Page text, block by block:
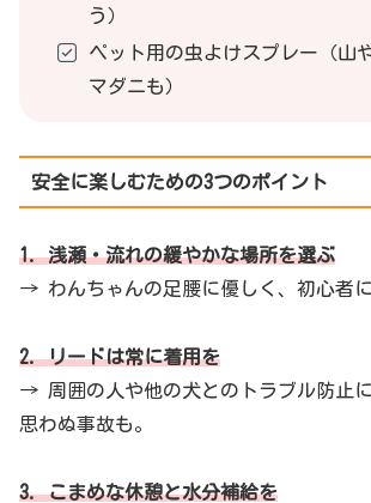
う）
ペット用の虫よけスプレー（山
マダニも）
安全に楽しむための3つのポイント
1. 浅瀬・流れの緩やかな場所を選ぶ
→ わんちゃんの足腰に優しく、初心者に
2. リードは常に着用を
→ 周囲の人や他の犬とのトラブル防止
思わぬ事故も。
3. こまめな休憩と水分補給を